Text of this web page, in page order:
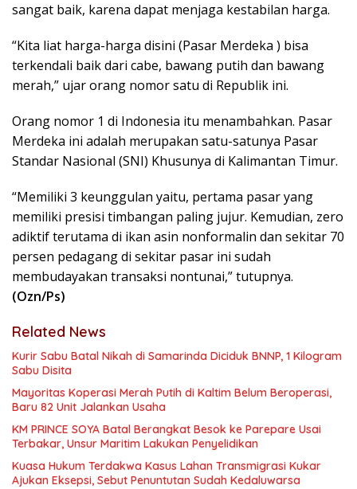
sangat baik, karena dapat menjaga kestabilan harga.
“Kita liat harga-harga disini (Pasar Merdeka ) bisa
terkendali baik dari cabe, bawang putih dan bawang
merah,” ujar orang nomor satu di Republik ini.
Orang nomor 1 di Indonesia itu menambahkan. Pasar
Merdeka ini adalah merupakan satu-satunya Pasar
Standar Nasional (SNI) Khusunya di Kalimantan Timur.
“Memiliki 3 keunggulan yaitu, pertama pasar yang
memiliki presisi timbangan paling jujur. Kemudian, zero
adiktif terutama di ikan asin nonformalin dan sekitar 70
persen pedagang di sekitar pasar ini sudah
membudayakan transaksi nontunai,” tutupnya.
(Ozn/Ps)
Related News
Kurir Sabu Batal Nikah di Samarinda Diciduk BNNP, 1 Kilogram
Sabu Disita
Mayoritas Koperasi Merah Putih di Kaltim Belum Beroperasi,
Baru 82 Unit Jalankan Usaha
KM PRINCE SOYA Batal Berangkat Besok ke Parepare Usai
Terbakar, Unsur Maritim Lakukan Penyelidikan
Kuasa Hukum Terdakwa Kasus Lahan Transmigrasi Kukar
Ajukan Eksepsi, Sebut Penuntutan Sudah Kedaluwarsa